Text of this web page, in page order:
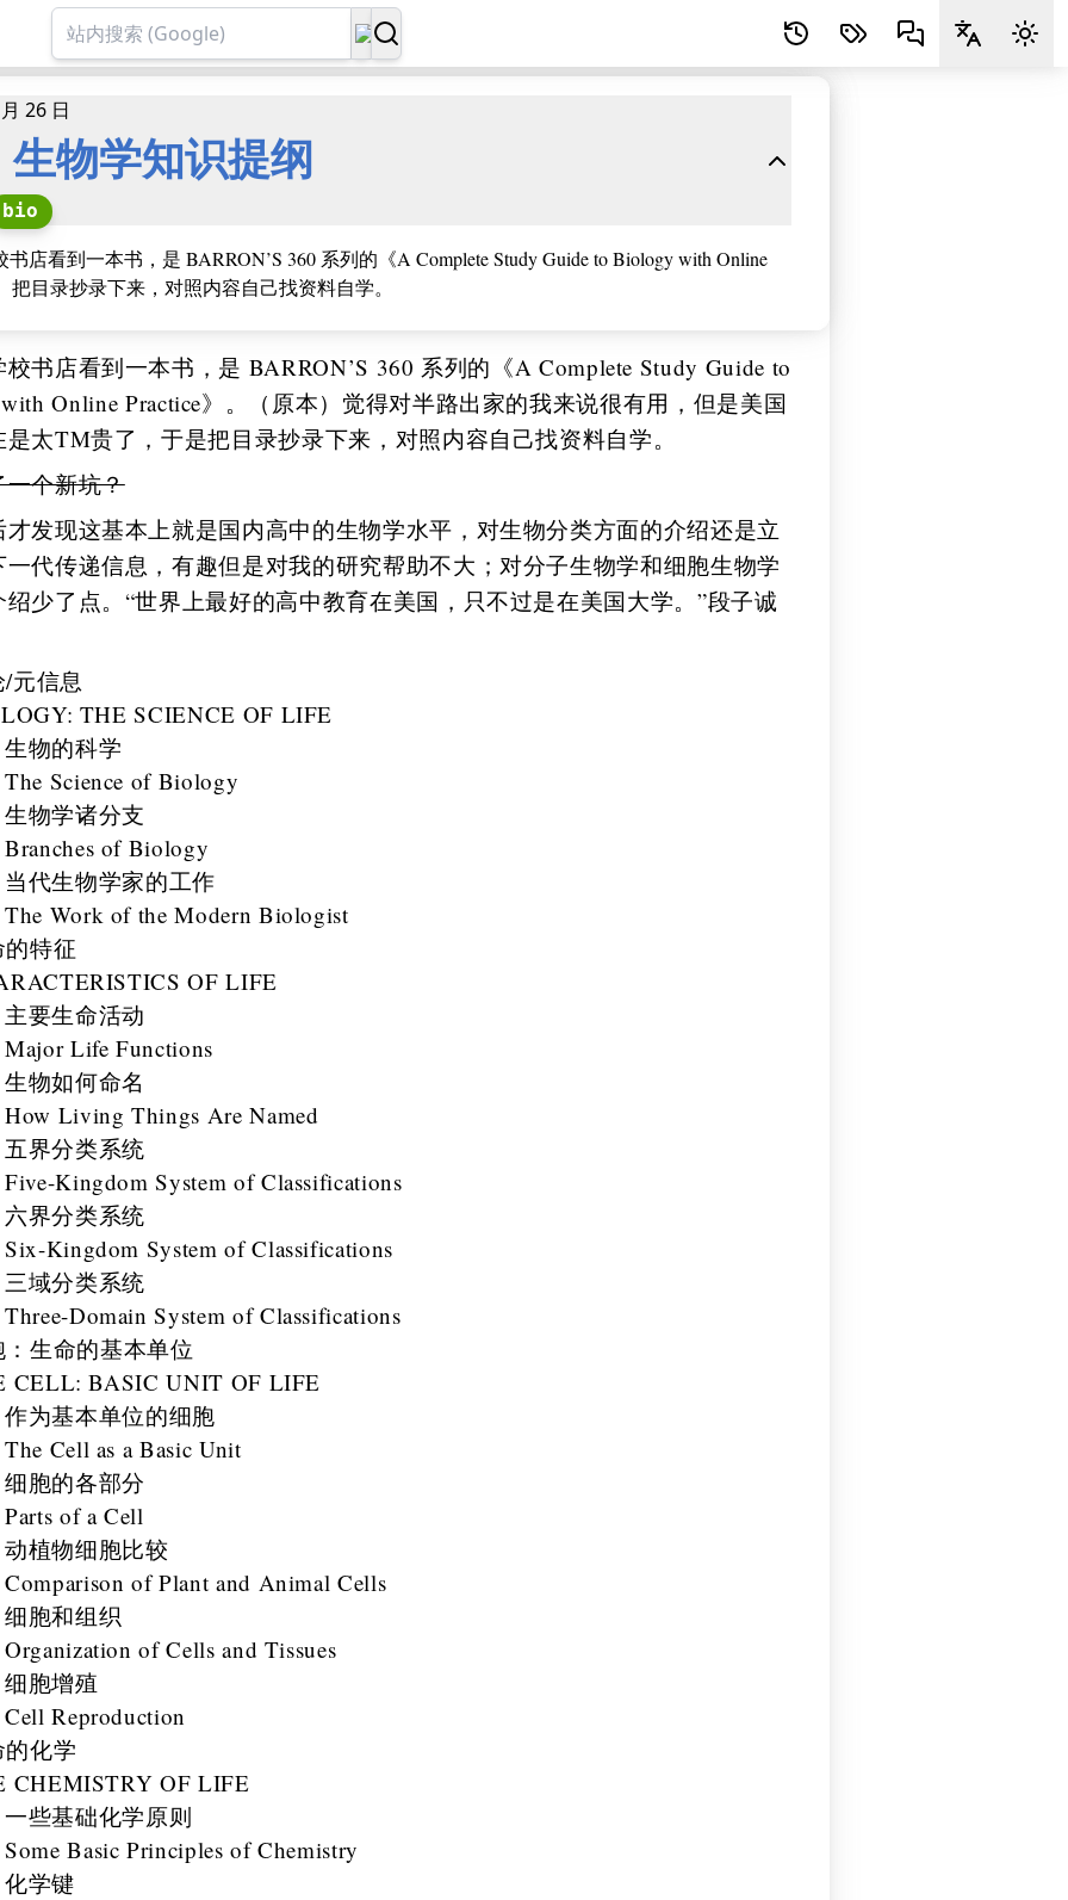
26 日
生物学知识提纲
bio
店看到一本书，是 BARRON’S 360 系列的《A Complete Study Guide to Biology with Online
把目录抄录下来，对照内容自己找资料自学。
书店看到一本书，是 BARRON’S 360 系列的《A Complete Study Guide to
Online Practice》。（原本）觉得对半路出家的我来说很有用，但是美国
太TM贵了，于是把目录抄录下来，对照内容自己找资料自学。
一个新坑？
才发现这基本上就是国内高中的生物学水平，对生物分类方面的介绍还是立
一代传递信息，有趣但是对我的研究帮助不大；对分子生物学和细胞生物学
少了点。“世界上最好的高中教育在美国，只不过是在美国大学。”段子诚
元信息
THE SCIENCE OF LIFE
生物的科学
The Science of Biology
生物学诸分支
Branches of Biology
当代生物学家的工作
The Work of the Modern Biologist
特征
OF LIFE
主要生命活动
Major Life Functions
生物如何命名
How Living Things Are Named
五界分类系统
Five-Kingdom System of Classifications
六界分类系统
Six-Kingdom System of Classifications
三域分类系统
Three-Domain System of Classifications
：生命的基本单位
CELL: BASIC UNIT OF LIFE
作为基本单位的细胞
The Cell as a Basic Unit
细胞的各部分
Parts of a Cell
动植物细胞比较
Comparison of Plant and Animal Cells
细胞和组织
Organization of Cells and Tissues
细胞增殖
Cell Reproduction
化学
CHEMISTRY OF LIFE
一些基础化学原则
Some Basic Principles of Chemistry
化学键